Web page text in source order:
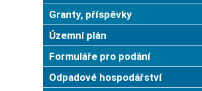
Granty, příspěvky
Územní plán
Formuláře pro podání
Odpadové hospodářství